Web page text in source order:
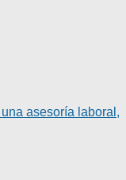
asesoría laboral,